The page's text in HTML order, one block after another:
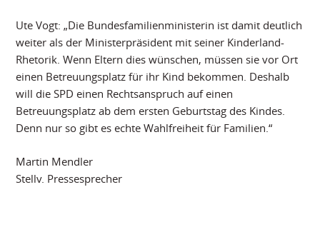
Ute Vogt: „Die Bundesfamilienministerin ist damit deutlich
weiter als der Ministerpräsident mit seiner Kinderland-
Rhetorik. Wenn Eltern dies wünschen, müssen sie vor Ort
einen Betreuungsplatz für ihr Kind bekommen. Deshalb
will die SPD einen Rechtsanspruch auf einen
Betreuungsplatz ab dem ersten Geburtstag des Kindes.
Denn nur so gibt es echte Wahlfreiheit für Familien.“
Martin Mendler
Stellv. Pressesprecher